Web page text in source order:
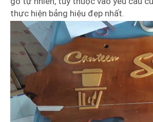
thực hiện bảng hiệu đẹp nhất.